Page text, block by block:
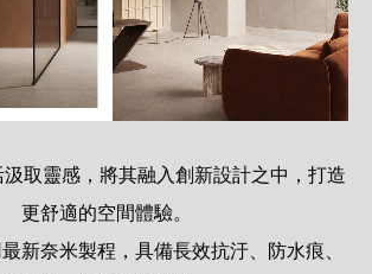
取靈感，將其融入創新設計之中，打造
更舒適的空間體驗。
新奈米製程，具備長效抗汙、防水痕、